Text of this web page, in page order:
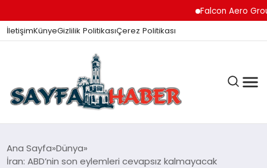
Falcon Aero Group,
İletişimKünyeGizlilik PolitikasıÇerez Politikası
ANA SAYFA
Ana Sayfa Dünya
İran: ABD’nin son eylemleri cevapsız kalmayacak